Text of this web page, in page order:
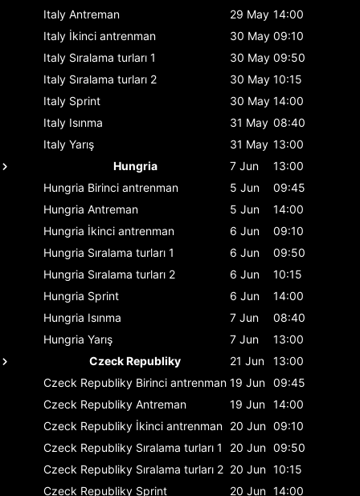
Italy Antreman 29 May 14:00
Italy İkinci antrenman 30 May 09:10
Italy Sıralama turları 1 30 May 09:50
Italy Sıralama turları 2 30 May 10:15
Italy Sprint 30 May 14:00
Italy Isınma 31 May 08:40
Italy Yarış 31 May 13:00
Hungria
7 Jun
13:00
Hungria Birinci antrenman 5 Jun
09:45
Hungria Antreman 5 Jun
14:00
Hungria İkinci antrenman 6 Jun
09:10
Hungria Sıralama turları 1 6 Jun
09:50
Hungria Sıralama turları 2 6 Jun
10:15
Hungria Sprint 6 Jun
14:00
Hungria Isınma 7 Jun
08:40
Hungria Yarış 7 Jun
13:00
Czeck Republiky
21 Jun
13:00
Czeck Republiky Birinci antrenman 19 Jun 09:45
Czeck Republiky Antreman 19 Jun 14:00
Czeck Republiky İkinci antrenman 20 Jun 09:10
Czeck Republiky Sıralama turları 1 20 Jun 09:50
Czeck Republiky Sıralama turları 2 20 Jun 10:15
Czeck Republiky Sprint 20 Jun 14:00